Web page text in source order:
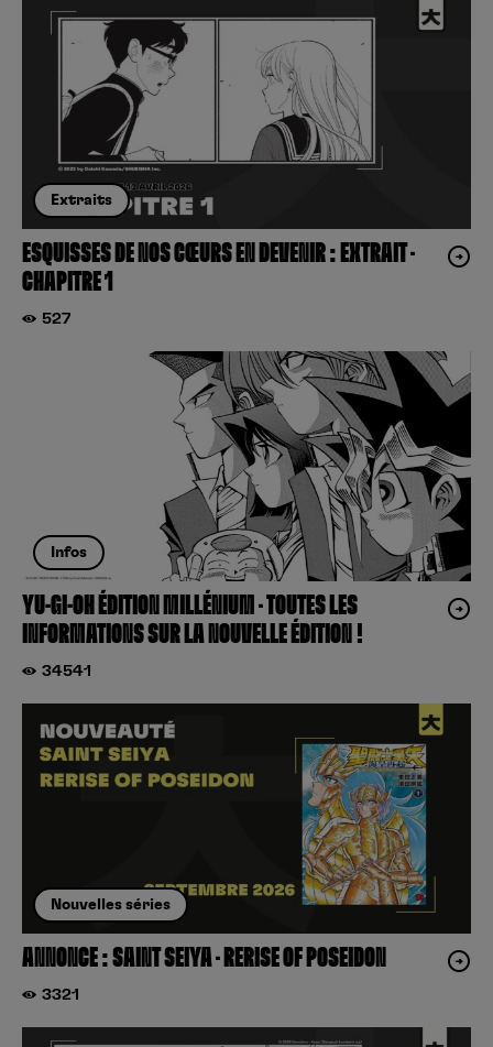
Extraits
ESQUISSES DE NOS CŒURS EN DEVENIR : EXTRAIT –
CHAPITRE 1
527
Infos
YU-GI-OH ÉDITION MILLÉNIUM – TOUTES LES
INFORMATIONS SUR LA NOUVELLE ÉDITION !
34541
Nouvelles séries
ANNONCE : SAINT SEIYA – RERISE OF POSEIDON
3321
Yuyu Hakusho
Yuyu Hakusho (Star Edition)
les cerisiers fleurissent malgré tout
Ça reste entre nous